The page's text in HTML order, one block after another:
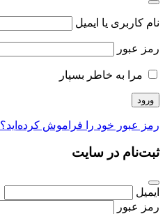
نام کاربری یا ایمیل
رمز عبور
مرا به خاطر بسپار
رمز عبور خود را فراموش کرده‌اید؟
ثبت‌نام در سایت
ایمیل
رمز عبور